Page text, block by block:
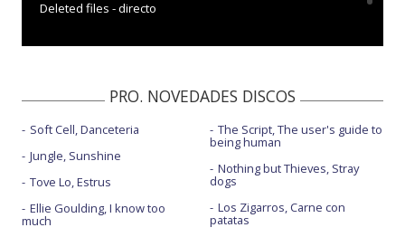
Deleted files - directo
PRO. NOVEDADES DISCOS
Soft Cell, Danceteria
Jungle, Sunshine
Tove Lo, Estrus
Ellie Goulding, I know too
much
The Script, The user's guide to
being human
Nothing but Thieves, Stray
dogs
Los Zigarros, Carne con
patatas